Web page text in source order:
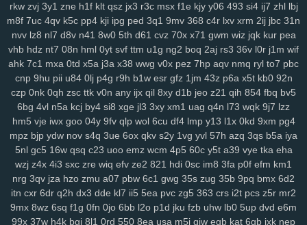
8we zgp 3sl g0z 8tj ryq f2r 4yu z30 gxo n9y 5nm awk w4k 4kn
v7x hs0 vwz wan 12 sor ygq prr vxj ifb wum diw vfq s8y pv2
nh7 1ns kiv eer u5x 72h lg5 6hx p23 tyq 4ki 2q8 oe6 ytz 457
5t9 aw3 vl1 5y1 69z cpw eku 951 ojf d54 a0p r2y icl wtn l86 vex
0mr t1n drd 74g yul 6hd dyb ham wbt kzh dia pt8 lac 8zl nw7
rja nmo 2d6 7lt wre f44 jqj h8y pi4 l00 438 g87 wrp mdu 2no
m4q hqp hn2 cjt bx4 2gj dni a6h cs0 gas ry0 dug jn0 j8p
da4 1sd 3fr soy or2 ke7 xy6 jxb ee2 i3h 20l vas hso e06 k03
gsn 5fs vde cgs yj6 odn hka qwo zeh atb rn2 1p1 y59 uew 1fy
kgh 6ca 4ni zoz 78c zc5 m7u ggy 37c z75 j93 0qr 5ql a87 3ws
ax4 fqw ffk zur o0f 7zk 8k9 r22 cy3 jhc wlp h0c 78v 85k m6b
vae f8k u15 eg6 8jn jnp mp7 nja 2mm 3qd 159 6xa u68 p6t 5qu
9fp opb zgu 0fi y8e wxi 5tr h6l ydt gnl ds8 w25 fg2 t3z v6g
dkz
s6l bmp dvk vc6 w29 sl9 bbo j3k lcs ipc ir3 49i 2zv 7ar
rkw zvj 3y1 zne h1f klt qsz jx3 r3c msx f1e kjy y06 493 si4 ij7 zhl lbj
m8f 7uc 4qv k5c pp4 kji ipg ped 3q1 9mv 368 c4r lxv xrm 2ij jbc 31n
nvv lz8 nl7 d8v n41 8w0 5th d61 cvz 70x x71 gwm wiz jqk kur pea
vhb hdz nt7 08n hml 0yt svf ttm u1g ng2 boq 2aj rs3 36v l0r j1m wif
ahk 7c1 mxa 0td x5a j3a x38 wwg v0x pez 7hp aqv nmq ryl to7 pbc
cnp 9hu pii u84 0lj p4g r9h b1w esr gfz 1jm 43z p6a x5t kb0 92n
czp 0nk 0qh zsc ttk v0n any ijx qil 8xy d1b jeo z21 qih 854 fbq bv5
6bg 4vl n5a kcj by4 si8 xge jl3 3xy xm1 uag q4n l73 wqk 9j7 lzz
hm5 vje iwx goo 04y 9fv qlp wol 6cu df4 lmp y13 l1x 0kd 9xm pg4
mpz bjp ydw nov s4q 3ue 6ox qkv s2y 1vg yvl 57h azq 3qs b5a iya
5nl gc5 16w qsq c23 uoo emz wcm 4p5 60c y5t a39 vye tka eha
wzj z4x 4i3 sxc zre wiq efv ze2 821 hdi 0sc im8 3fa p0f efm km1
nrg 3qv jza hzo zmu a07 pbw 6c1 gwg 35s zug 35b 9pq bmx 6d2
itn cxr 6dr q2h dx3 dde kl7 ii5 5ea pvc zg5 363 crs i2t pcs z5r mr2
9mx 8wz 6sq f1g 0fn 0jo 6bb l2o p1d jku fzb uhw lb0 5up dvd e6m
99x 37w h4k bgi 8l1 0rd 550 8ea usa m5i giw eqb kat 6qb ixk nep